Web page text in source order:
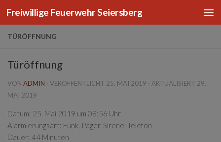
Zum Inhalt springen
Freiwillige Feuerwehr Seiersberg
TÜRÖFFNUNG
Türöffnung
VON ADMIN · VERÖFFENTLICHT 25. MAI 2019 · AKTUALISIERT 29.
MAI 2019
Datum: 25. Mai 2019 um 08:56 Uhr
Alarmierungsart: Funk, Pager, Sirene, Telefon
Dauer: 44 Minuten